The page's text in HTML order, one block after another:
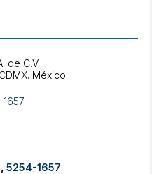
de C.V.
5254-1657